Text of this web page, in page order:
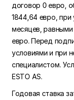
договор 0 евро,
1844,64 евро, при
месяцев,
евро. Перед
условиями и при
специалистом.
ESTO AS.
Годовая ставка